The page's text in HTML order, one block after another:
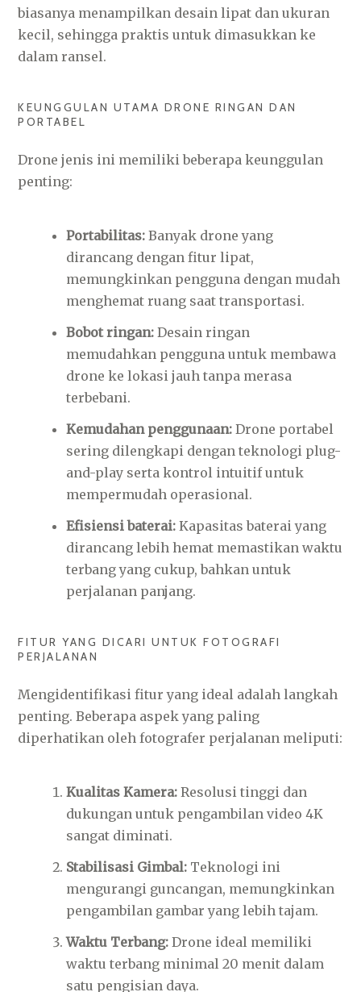
biasanya menampilkan desain lipat dan ukuran
kecil, sehingga praktis untuk dimasukkan ke
dalam ransel.
KEUNGGULAN UTAMA DRONE RINGAN DAN
PORTABEL
Drone jenis ini memiliki beberapa keunggulan
penting:
Portabilitas: Banyak drone yang
dirancang dengan fitur lipat,
memungkinkan pengguna dengan mudah
menghemat ruang saat transportasi.
Bobot ringan: Desain ringan
memudahkan pengguna untuk membawa
drone ke lokasi jauh tanpa merasa
terbebani.
Kemudahan penggunaan: Drone portabel
sering dilengkapi dengan teknologi plug-
and-play serta kontrol intuitif untuk
mempermudah operasional.
Efisiensi baterai: Kapasitas baterai yang
dirancang lebih hemat memastikan waktu
terbang yang cukup, bahkan untuk
perjalanan panjang.
FITUR YANG DICARI UNTUK FOTOGRAFI
PERJALANAN
Mengidentifikasi fitur yang ideal adalah langkah
penting. Beberapa aspek yang paling
diperhatikan oleh fotografer perjalanan meliputi:
Kualitas Kamera: Resolusi tinggi dan
dukungan untuk pengambilan video 4K
sangat diminati.
Stabilisasi Gimbal: Teknologi ini
mengurangi guncangan, memungkinkan
pengambilan gambar yang lebih tajam.
Waktu Terbang: Drone ideal memiliki
waktu terbang minimal 20 menit dalam
satu pengisian daya.